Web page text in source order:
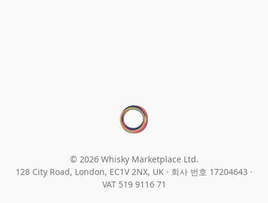
© 2026 Whisky Marketplace Ltd.
128 City Road, London, EC1V 2NX, UK · 회사 번호 17204643 ·
VAT 519 9116 71